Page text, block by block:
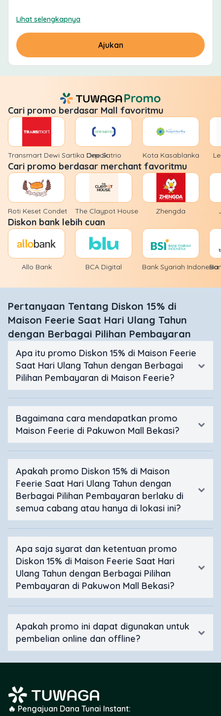
Lihat selengkapnya
Ajukan
Cari promo berdasar Mall favoritmu
Transmart Dewi Sartika Depok
One Satrio Kota Kasablanka
Cari promo berdasar merchant favoritmu
Roti Keset Condet The Claypot House Zhengda
Diskon bank lebih cuan
Allo Bank BCA Digital Bank Syariah Indonesia
Pertanyaan Tentang Diskon 15% di
Maison Feerie Saat Hari Ulang Tahun
dengan Berbagai Pilihan Pembayaran
Apa itu promo Diskon 15% di Maison Feerie
Saat Hari Ulang Tahun dengan Berbagai
Pilihan Pembayaran di Maison Feerie?
Bagaimana cara mendapatkan promo
Maison Feerie di Pakuwon Mall Bekasi?
Apakah promo Diskon 15% di Maison
Feerie Saat Hari Ulang Tahun dengan
Berbagai Pilihan Pembayaran berlaku di
semua cabang atau hanya di lokasi ini?
Apa saja syarat dan ketentuan promo
Diskon 15% di Maison Feerie Saat Hari
Ulang Tahun dengan Berbagai Pilihan
Pembayaran di Pakuwon Mall Bekasi?
Apakah promo ini dapat digunakan untuk
pembelian online dan offline?
🔥 Pengajuan Dana Tunai Instant: